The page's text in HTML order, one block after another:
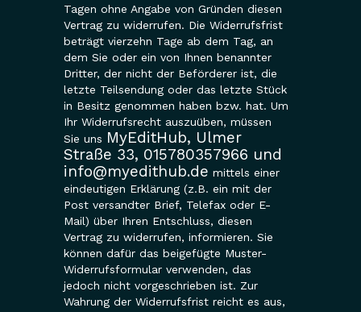
Tagen ohne Angabe von Gründen diesen
Vertrag zu widerrufen. Die Widerrufsfrist
beträgt vierzehn Tage ab dem Tag, an
dem Sie oder ein von Ihnen benannter
Dritter, der nicht der Beförderer ist, die
letzte Teilsendung oder das letzte Stück
in Besitz genommen haben bzw. hat. Um
Ihr Widerrufsrecht auszuüben, müssen
Sie uns MyEditHub, Ulmer
Straße 33, 015780357966 und
info@myedithub.de mittels einer
eindeutigen Erklärung (z.B. ein mit der
Post versandter Brief, Telefax oder E-
Mail) über Ihren Entschluss, diesen
Vertrag zu widerrufen, informieren. Sie
können dafür das beigefügte Muster-
Widerrufsformular verwenden, das
jedoch nicht vorgeschrieben ist. Zur
Wahrung der Widerrufsfrist reicht es aus,